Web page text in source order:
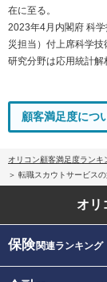
在に至る。
2023年4月内閣府 科
災担当）付上席科学技
研究分野は応用統計解
顧客満足度につ
オリコン顧客満足度ランキ
転職スカウトサービス
オリ
保険関連ランキング